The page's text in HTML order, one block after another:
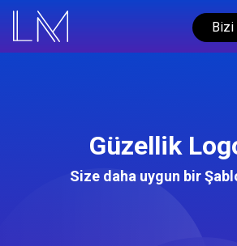
Bizi
Güzellik
Size daha uygun bir